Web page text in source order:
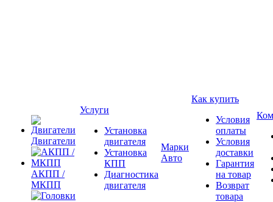
Двигатели
АКПП /
МКПП
Услуги
Установка
двигателя
Установка
КПП
Диагностика
двигателя
Марки
Авто
Как купить
Условия
оплаты
Условия
доставки
Гарантия
на товар
Возврат
товара